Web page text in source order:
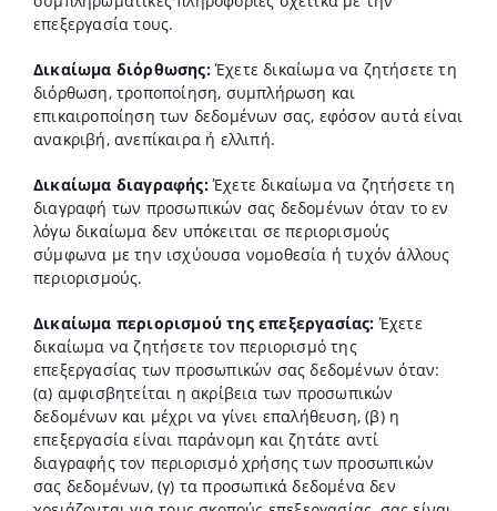
επεξεργασία τους.
Δικαίωμα διόρθωσης:Έχετε δικαίωμα να ζητήσετε τη
διόρθωση, τροποποίηση, συμπλήρωση και
επικαιροποίηση των δεδομένων σας, εφόσον αυτά είναι
ανακριβή, ανεπίκαιρα ή ελλιπή.
Δικαίωμα διαγραφής:Έχετε δικαίωμα να ζητήσετε τη
διαγραφή των προσωπικών σας δεδομένων όταν το εν
λόγω δικαίωμα δεν υπόκειται σε περιορισμούς
σύμφωνα με την ισχύουσα νομοθεσία ή τυχόν άλλους
περιορισμούς.
Δικαίωμα περιορισμού της επεξεργασίας: Έχετε
δικαίωμα να ζητήσετε τον περιορισμό της
επεξεργασίας των προσωπικών σας δεδομένων όταν:
(α) αμφισβητείται η ακρίβεια των προσωπικών
δεδομένων και μέχρι να γίνει επαλήθευση, (β) η
επεξεργασία είναι παράνομη και ζητάτε αντί
διαγραφής τον περιορισμό χρήσης των προσωπικών
σας δεδομένων, (γ) τα προσωπικά δεδομένα δεν